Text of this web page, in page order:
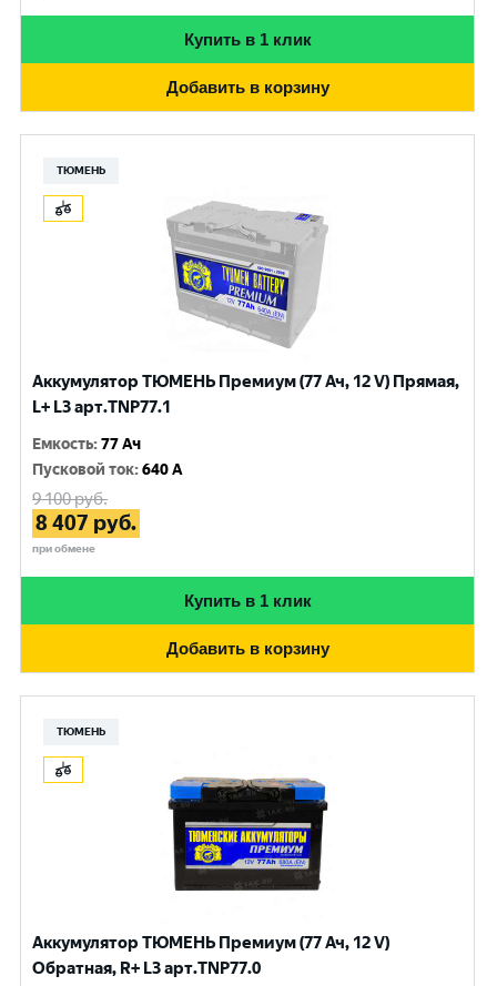
Купить в 1 клик
Добавить в корзину
ТЮМЕНЬ
Аккумулятор ТЮМЕНЬ Премиум (77 Ач, 12 V) Прямая,
L+ L3 арт.TNP77.1
Емкость:77 Ач
Пусковой ток:640 A
9 100руб.
8 407 руб.
при обмене
Купить в 1 клик
Добавить в корзину
ТЮМЕНЬ
Аккумулятор ТЮМЕНЬ Премиум (77 Ач, 12 V)
Обратная, R+ L3 арт.TNP77.0